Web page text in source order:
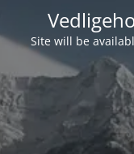
Site will be